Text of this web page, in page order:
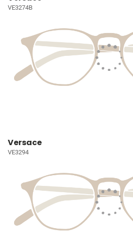
VE3274B
Versace
VE3294